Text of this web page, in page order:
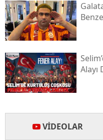
Alayı
VIDEOLAR